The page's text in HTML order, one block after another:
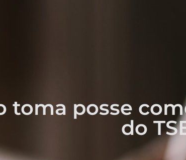
toma posse
do